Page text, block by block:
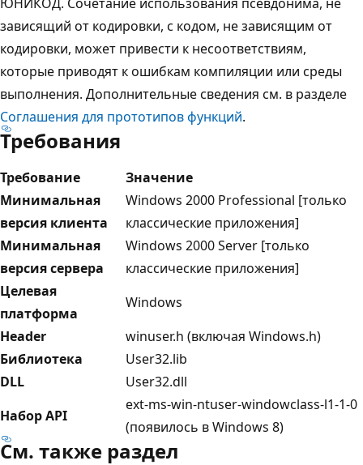
зависящий от кодировки, с кодом, не зависящим от
кодировки, может привести к несоответствиям,
которые приводят к ошибкам компиляции или среды
выполнения. Дополнительные сведения см. в разделе
Соглашения для прототипов функций.
Требования
Требование
Значение
Минимальная
версия клиента
Windows 2000 Professional [только
классические приложения]
Минимальная
версия сервера
Windows 2000 Server [только
классические приложения]
Целевая
платформа
Windows
Header
winuser.h (включая Windows.h)
Библиотека
User32.lib
DLL
User32.dll
Набор API
ext-ms-win-ntuser-windowclass-l1-1-0
(появилось в Windows 8)
См. также раздел